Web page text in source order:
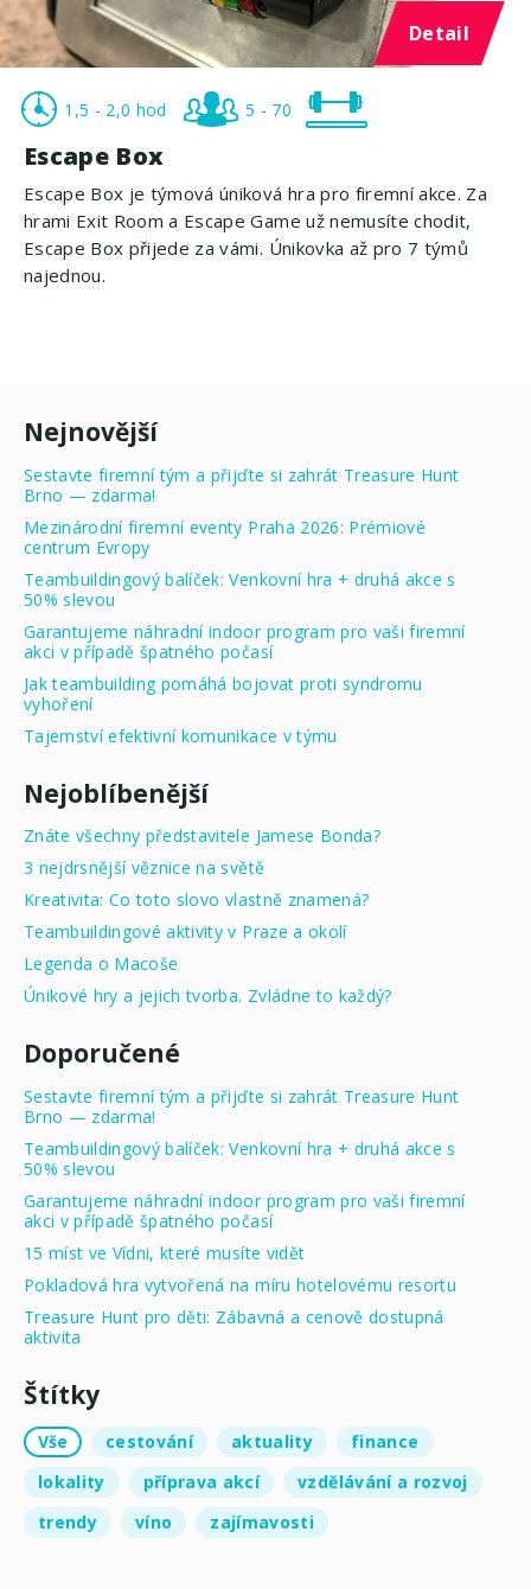
Detail
1,5 - 2,0 hod 5 - 70
Escape Box
Escape Box je týmová úniková hra pro firemní akce. Za
hrami Exit Room a Escape Game už nemusíte chodit,
Escape Box přijede za vámi. Únikovka až pro 7 týmů
najednou.
Nejnovější
Sestavte firemní tým a přijďte si zahrát Treasure Hunt
Brno — zdarma!
Mezinárodní firemní eventy Praha 2026: Prémiové
centrum Evropy
Teambuildingový balíček: Venkovní hra + druhá akce s
50% slevou
Garantujeme náhradní indoor program pro vaši firemní
akci v případě špatného počasí
Jak teambuilding pomáhá bojovat proti syndromu
vyhoření
Tajemství efektivní komunikace v týmu
Nejoblíbenější
Znáte všechny představitele Jamese Bonda?
3 nejdrsnější věznice na světě
Kreativita: Co toto slovo vlastně znamená?
Teambuildingové aktivity v Praze a okolí
Legenda o Macoše
Únikové hry a jejich tvorba. Zvládne to každý?
Doporučené
Sestavte firemní tým a přijďte si zahrát Treasure Hunt
Brno — zdarma!
Teambuildingový balíček: Venkovní hra + druhá akce s
50% slevou
Garantujeme náhradní indoor program pro vaši firemní
akci v případě špatného počasí
15 míst ve Vídni, které musíte vidět
Pokladová hra vytvořená na míru hotelovému resortu
Treasure Hunt pro děti: Zábavná a cenově dostupná
aktivita
Štítky
Vše cestování aktuality
finance
lokality
příprava akcí
vzdělávání a rozvoj
trendy
víno zajímavosti